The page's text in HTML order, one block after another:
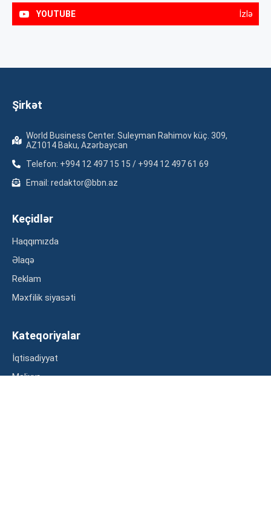
YOUTUBE İzlə
Şirkət
World Business Center. Suleyman Rahimov küç. 309,
AZ1014 Baku, Azərbaycan
Telefon: +994 12 497 15 15 / +994 12 497 61 69
Email: redaktor@bbn.az
Keçidlər
Haqqımızda
Əlaqə
Reklam
Məxfilik siyasəti
Kateqoriyalar
İqtisadiyyat
Maliyyə